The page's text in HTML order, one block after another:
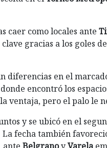
caer como locales ante
gracias a los goles de
diferencias en el
encontró los
ventaja, pero el palo le
y se ubicó en el
fecha también